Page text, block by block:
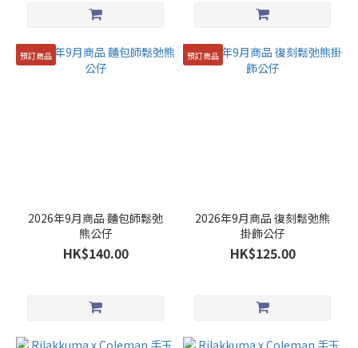
預訂商品
2026年9月商品 麵包師鬆弛
熊公仔
HK$140.00
預訂商品
2026年9月商品 復刻鬆弛熊
掛飾公仔
HK$125.00